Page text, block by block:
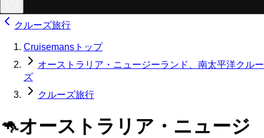
クルーズ旅行
Cruisemansトップ
オーストラリア・ニュージーランド、南太平洋クルー
ズ
クルーズ旅行
🦘オーストラリア・ニュージ